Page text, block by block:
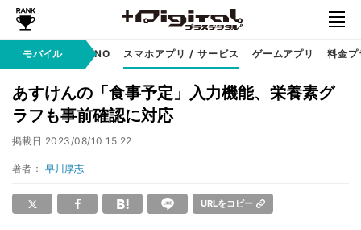
モバイル
携帯キャリア MVNO スマホアプリ / サービス ゲームアプリ 料金プ
あすけんの「食事予定」入力機能、栄養素グ
ラフも事前確認に対応
掲載日 2023/08/10 15:22
著者： 早川厚志
URLをコピー